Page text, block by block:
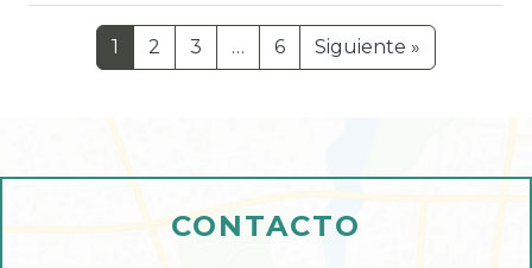
1 2 3 … 6 Siguiente »
CONTACTO